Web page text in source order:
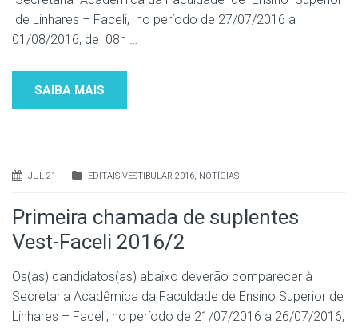
de Linhares – Faceli, no período de 27/07/2016 a
01/08/2016, de 08h …
SAIBA MAIS
JUL 21 EDITAIS VESTIBULAR 2016, NOTÍCIAS
Primeira chamada de suplentes
Vest-Faceli 2016/2
Os(as) candidatos(as) abaixo deverão comparecer à
Secretaria Acadêmica da Faculdade de Ensino Superior de
Linhares – Faceli, no período de 21/07/2016 a 26/07/2016,